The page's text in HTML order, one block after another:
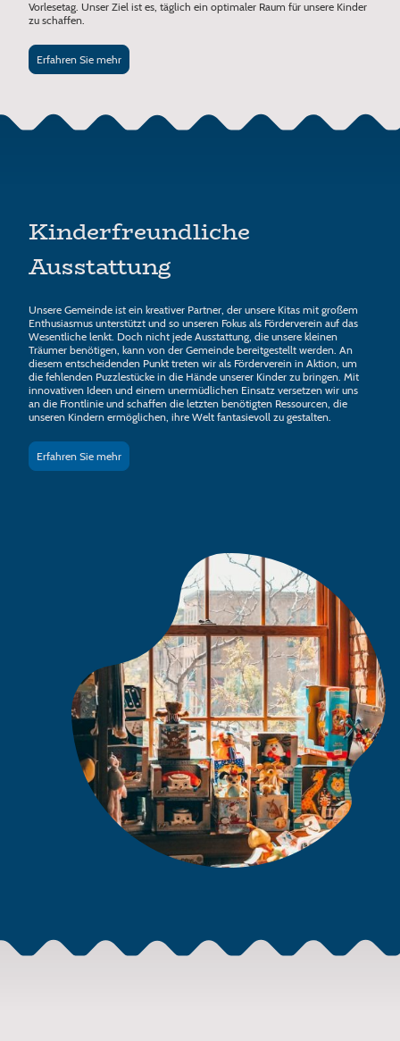
Vorlesetag. Unser Ziel ist es, täglich ein optimaler Raum für unsere Kinder
zu schaffen.
Erfahren Sie mehr
Kinderfreundliche
Ausstattung
Unsere Gemeinde ist ein kreativer Partner, der unsere Kitas mit großem
Enthusiasmus unterstützt und so unseren Fokus als Förderverein auf das
Wesentliche lenkt. Doch nicht jede Ausstattung, die unsere kleinen
Träumer benötigen, kann von der Gemeinde bereitgestellt werden. An
diesem entscheidenden Punkt treten wir als Förderverein in Aktion, um
die fehlenden Puzzlestücke in die Hände unserer Kinder zu bringen. Mit
innovativen Ideen und einem unermüdlichen Einsatz versetzen wir uns
an die Frontlinie und schaffen die letzten benötigten Ressourcen, die
unseren Kindern ermöglichen, ihre Welt fantasievoll zu gestalten.
Erfahren Sie mehr